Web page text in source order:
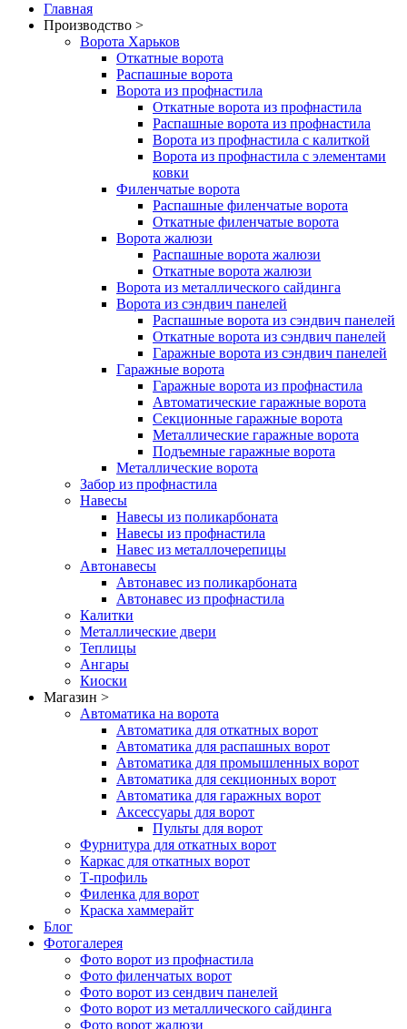
Главная
Производство >
Ворота Харьков
Откатные ворота
Распашные ворота
Ворота из профнастила
Откатные ворота из профнастила
Распашные ворота из профнастила
Ворота из профнастила с калиткой
Ворота из профнастила с элементами
ковки
Филенчатые ворота
Распашные филенчатые ворота
Откатные филенчатые ворота
Ворота жалюзи
Распашные ворота жалюзи
Откатные ворота жалюзи
Ворота из металлического сайдинга
Ворота из сэндвич панелей
Распашные ворота из сэндвич панелей
Откатные ворота из сэндвич панелей
Гаражные ворота из сэндвич панелей
Гаражные ворота
Гаражные ворота из профнастила
Автоматические гаражные ворота
Секционные гаражные ворота
Металлические гаражные ворота
Подъемные гаражные ворота
Металлические ворота
Забор из профнастила
Навесы
Навесы из поликарбоната
Навесы из профнастила
Навес из металлочерепицы
Автонавесы
Автонавес из поликарбоната
Автонавес из профнастила
Калитки
Металлические двери
Теплицы
Ангары
Киоски
Магазин >
Автоматика на ворота
Автоматика для откатных ворот
Автоматика для распашных ворот
Автоматика для промышленных ворот
Автоматика для секционных ворот
Автоматика для гаражных ворот
Аксессуары для ворот
Пульты для ворот
Фурнитура для откатных ворот
Каркас для откатных ворот
Т-профиль
Филенка для ворот
Краска хаммерайт
Блог
Фотогалерея
Фото ворот из профнастила
Фото филенчатых ворот
Фото ворот из сендвич панелей
Фото ворот из металлического сайдинга
Фото ворот жалюзи